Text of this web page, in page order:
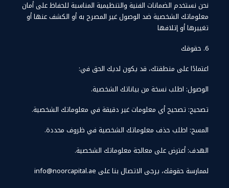
نحن نستخدم الضمانات الفنية والتنظيمية المناسبة للحفاظ على أمان
معلوماتك الشخصية ضد الوصول غير المصرح به أو الكشف عنها أو
تغييرها أو إتلافها
6. حقوقك
اعتمادًا على منطقتك، قد يكون لديك الحق في:
الوصول: اطلب نسخة من بياناتك الشخصية.
تصحيح: تصحيح أي معلومات غير دقيقة في معلوماتك الشخصية.
المسح: اطلب حذف معلوماتك الشخصية في ظروف محددة.
الهدف: أعترض على معالجة معلوماتك الشخصية.
لممارسة حقوقك، يرجى الاتصال بنا على info@noorcapital.ae